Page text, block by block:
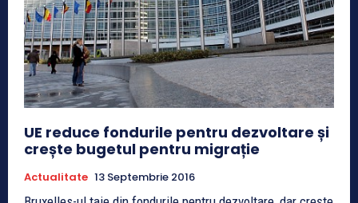
UE reduce fondurile pentru dezvoltare și
crește bugetul pentru migrație
Actualitate 13 Septembrie 2016